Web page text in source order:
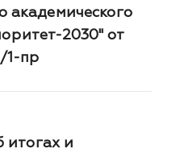
академического
2030" от
1-пр
итогах и